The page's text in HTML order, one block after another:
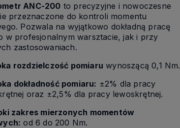
ANC-200 to precyzyjne i nowoczesne
przeznaczone do kontroli momentu
Pozwala na wyjątkowo dokładną pracę
w profesjonalnym warsztacie, jak i przy
zastosowaniach.
rozdzielczość pomiaru wynoszącą 0,1 Nm.
dokładność pomiaru: ±2% dla pracy
oraz ±2,5% dla pracy lewoskrętnej.
zakres mierzonych momentów
od 6 do 200 Nm.